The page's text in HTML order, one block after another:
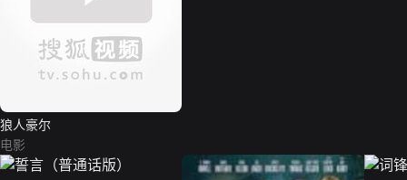
狼人豪尔
电影